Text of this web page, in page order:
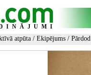
atpūta / Ekipējums / Pārdod